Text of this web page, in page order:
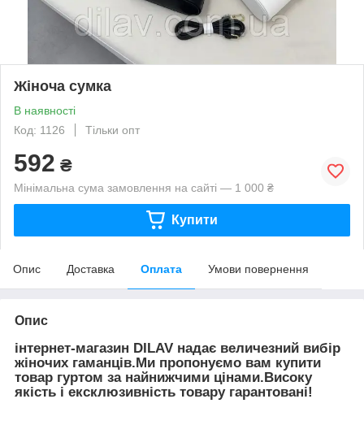
Жіноча сумка
В наявності
Код: 1126
Тільки опт
592 ₴
Мінімальна сума замовлення на сайті — 1 000 ₴
Купити
Опис Доставка Оплата Умови повернення
Опис
інтернет-магазин DILAV надає величезний вибір
жіночих гаманців.Ми пропонуємо вам купити
товар гуртом за найнижчими цінами.Високу
якість і ексклюзивність товару гарантовані!